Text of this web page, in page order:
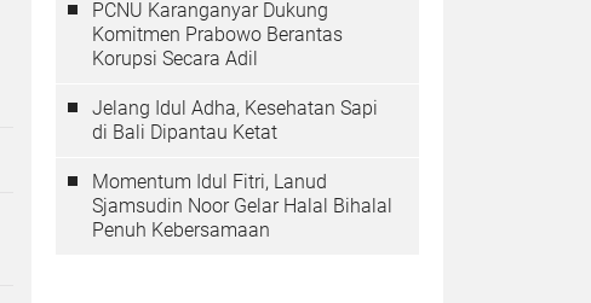
PCNU Karanganyar Dukung
Komitmen Prabowo Berantas
Korupsi Secara Adil
Jelang Idul Adha, Kesehatan Sapi
di Bali Dipantau Ketat
Momentum Idul Fitri, Lanud
Sjamsudin Noor Gelar Halal Bihalal
Penuh Kebersamaan